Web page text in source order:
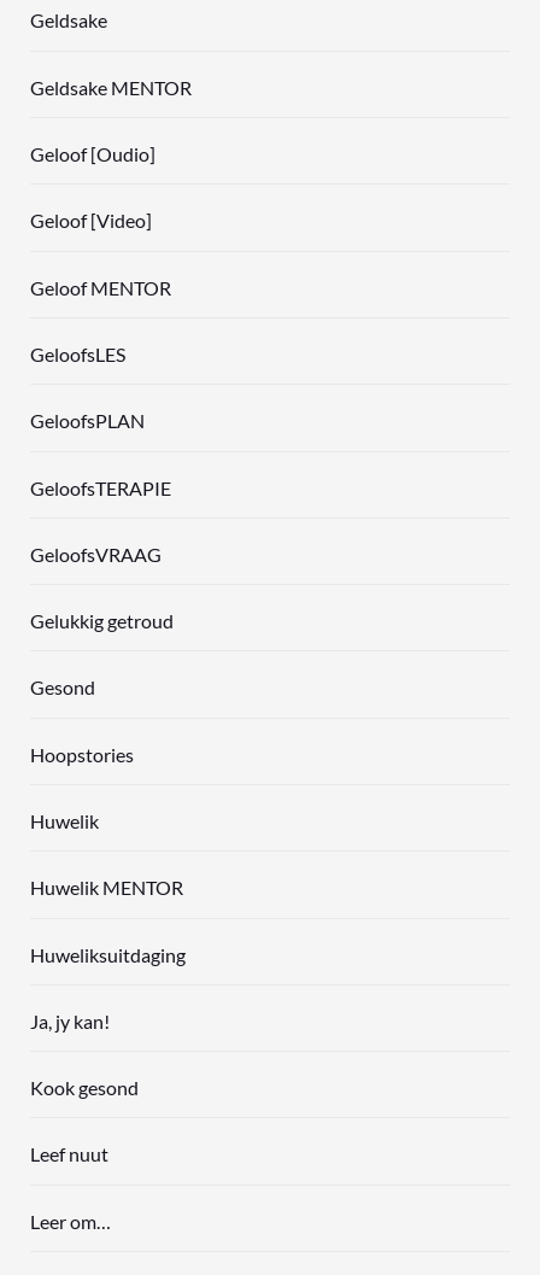
Geldsake
Geldsake MENTOR
Geloof [Oudio]
Geloof [Video]
Geloof MENTOR
GeloofsLES
GeloofsPLAN
GeloofsTERAPIE
GeloofsVRAAG
Gelukkig getroud
Gesond
Hoopstories
Huwelik
Huwelik MENTOR
Huweliksuitdaging
Ja, jy kan!
Kook gesond
Leef nuut
Leer om…